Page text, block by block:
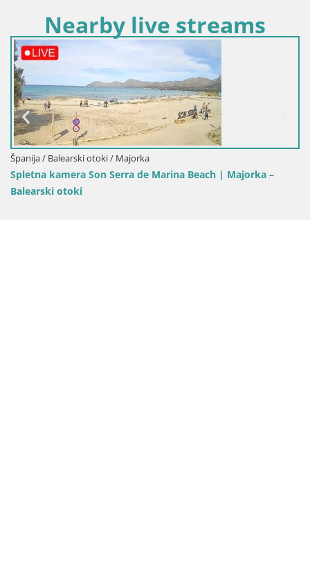
Nearby live streams
Španija / Balearski otoki / Majorka
Spletna kamera Son Serra de Marina Beach | Majorka –
Balearski otoki